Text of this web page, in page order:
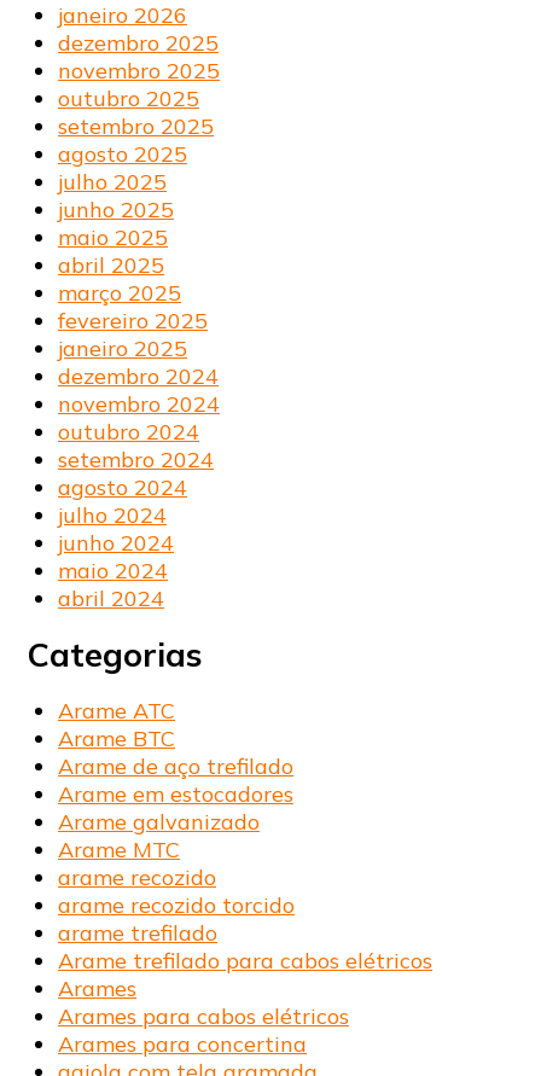
janeiro 2026
dezembro 2025
novembro 2025
outubro 2025
setembro 2025
agosto 2025
julho 2025
junho 2025
maio 2025
abril 2025
março 2025
fevereiro 2025
janeiro 2025
dezembro 2024
novembro 2024
outubro 2024
setembro 2024
agosto 2024
julho 2024
junho 2024
maio 2024
abril 2024
Categorias
Arame ATC
Arame BTC
Arame de aço trefilado
Arame em estocadores
Arame galvanizado
Arame MTC
arame recozido
arame recozido torcido
arame trefilado
Arame trefilado para cabos elétricos
Arames
Arames para cabos elétricos
Arames para concertina